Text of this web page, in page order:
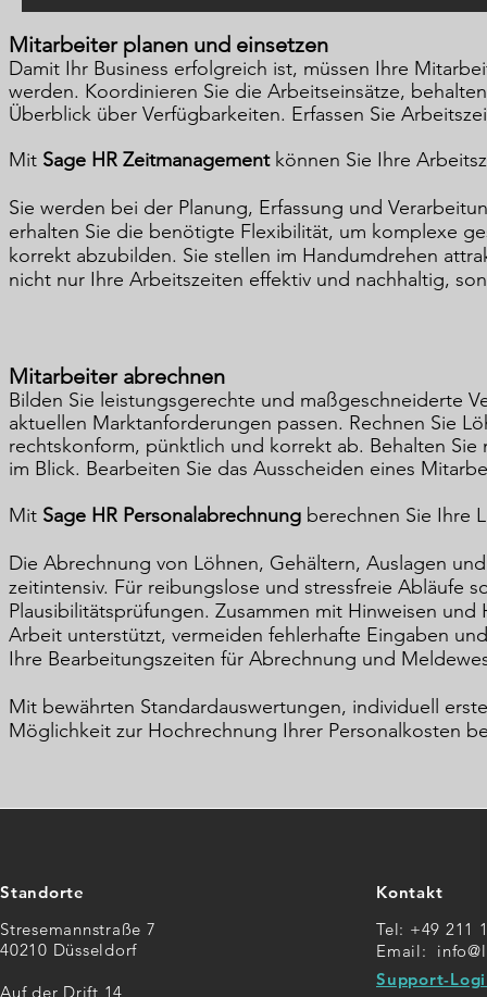
Mitarbeiter planen und einsetzen
Damit Ihr Business erfolgreich ist, müssen Ihre
werden. Koordinieren Sie die Arbeitseinsätze,
Überblick über Verfügbarkeiten. Erfassen Sie
Mit Sage HR Zeitmanagementkönnen Sie Ihre
Sie werden bei der Planung, Erfassung und
erhalten Sie die benötigte Flexibilität, um komplexe
korrekt abzubilden. Sie stellen im Handumdrehen
nicht nur Ihre Arbeitszeiten effektiv und nachhaltig,
Mitarbeiter abrechnen
Bilden Sie leistungsgerechte und maßgeschneiderte
aktuellen Marktanforderungen passen. Rechnen Sie
rechtskonform, pünktlich und korrekt ab. Behalten
im Blick. Bearbeiten Sie das Ausscheiden eines
Mit Sage HR Personalabrechnung berechnen Sie Ihre
Die Abrechnung von Löhnen, Gehältern, Auslagen
zeitintensiv. Für reibungslose und stressfreie Abläufe
Plausibilitätsprüfungen. Zusammen mit Hinweisen
Arbeit unterstützt, vermeiden fehlerhafte Eingaben
Ihre Bearbeitungszeiten für Abrechnung und
Mit bewährten Standardauswertungen, individuell
Möglichkeit zur Hochrechnung Ihrer Personalkosten
Standorte
Stresemannstraße 7
40210 Düsseldorf
Auf der Drift 14
Kontakt
Tel: +49 211
Email:
Support-